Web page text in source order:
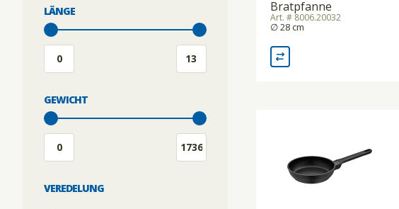
VAKUUMIERMASCHINEN
WARMHALTEGERÄTE
LÄNGE
GEWICHT
VEREDELUNG
Bratpfanne
Art. # 8006.20032
∅ 28 cm